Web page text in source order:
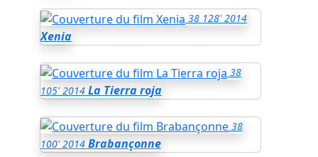
38 128' 2014
Xenia
38
105' 2014 La Tierra roja
38
100' 2014 Brabançonne